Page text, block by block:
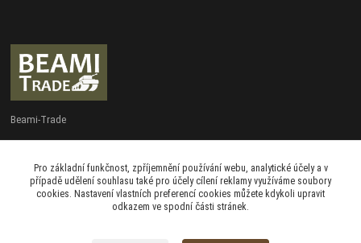
Beami-Trade
+420 775 427 778
Po - Pá 9:00 - 16:00
admin@beami-trade.cz
Pro základní funkčnost, zpříjemnění používání webu, analytické účely a v
případě udělení souhlasu také pro účely cílení reklamy využíváme soubory
cookies. Nastavení vlastních preferencí cookies můžete kdykoli upravit
odkazem ve spodní části stránek.